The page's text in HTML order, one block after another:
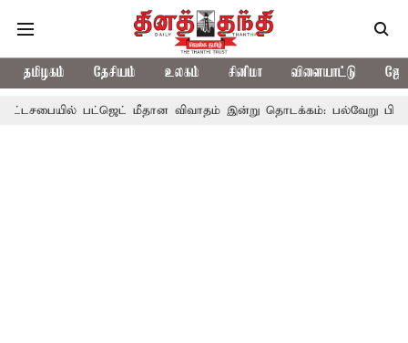
தமிழகம் தேசியம் உலகம் சினிமா விளையாட்டு
பட்ஜெட் மீதான விவாதம் இன்று தொடக்கம்: பல்வேறு பிரச்சினைகளை